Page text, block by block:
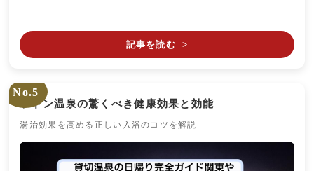
記事を読む >
No.5
ラドン温泉の驚くべき健康効果と効能
湯治効果を高める正しい入浴のコツを解説